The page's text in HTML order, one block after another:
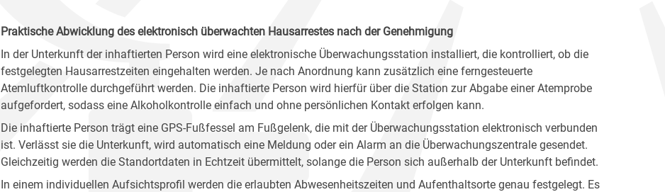
Praktische Abwicklung des elektronisch überwachten Hausarrestes nach der Genehmigung
In der Unterkunft der inhaftierten Person wird eine elektronische Überwachungsstation installiert, die kontrolliert, ob die
festgelegten Hausarrestzeiten eingehalten werden. Je nach Anordnung kann zusätzlich eine ferngesteuerte
Atemluftkontrolle durchgeführt werden. Die inhaftierte Person wird hierfür über die Station zur Abgabe einer Atemprobe
aufgefordert, sodass eine Alkoholkontrolle einfach und ohne persönlichen Kontakt erfolgen kann.
Die inhaftierte Person trägt eine GPS-Fußfessel am Fußgelenk, die mit der Überwachungsstation elektronisch verbunden
ist. Verlässt sie die Unterkunft, wird automatisch eine Meldung oder ein Alarm an die Überwachungszentrale gesendet.
Gleichzeitig werden die Standortdaten in Echtzeit übermittelt, solange die Person sich außerhalb der Unterkunft befindet.
In einem individuellen Aufsichtsprofil werden die erlaubten Abwesenheitszeiten und Aufenthaltsorte genau festgelegt. Es